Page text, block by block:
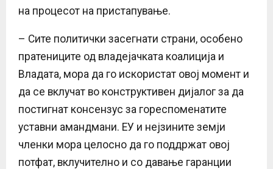
на процесот на пристапување.
– Сите политички засегнати страни, особено
пратениците од владејачката коалиција и
Владата, мора да го искористат овој момент и
да се вклучат во конструктивен дијалог за да
постигнат консензус за гореспоменатите
уставни амандмани. ЕУ и нејзините земји
членки мора целосно да го поддржат овој
потфат, вклучително и со давање гаранции